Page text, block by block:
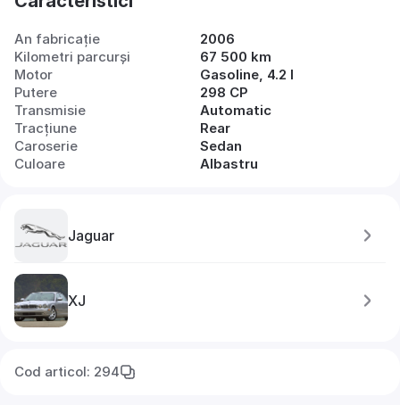
An fabricație
2006
Kilometri parcurși
67 500 km
Motor
Gasoline, 4.2 l
Putere
298 CP
Transmisie
Automatic
Tracțiune
Rear
Caroserie
Sedan
Culoare
Albastru
Jaguar
XJ
Cod articol: 294